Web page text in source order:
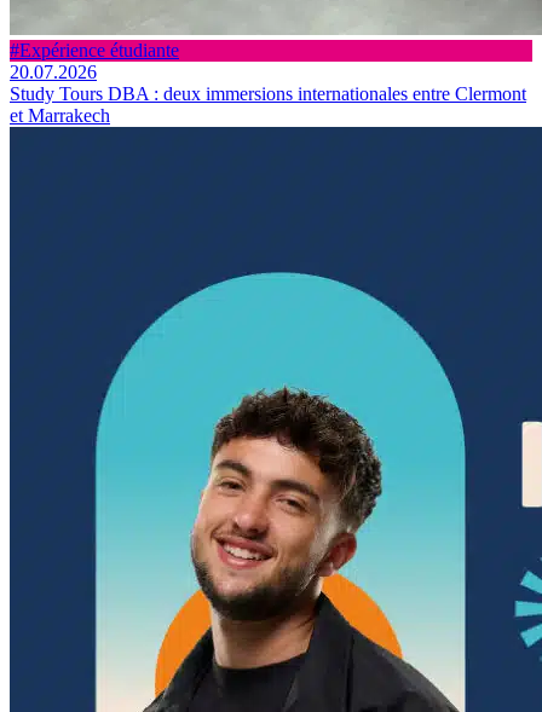
#Expérience étudiante
20.07.2026
Study Tours DBA : deux immersions internationales entre Clermont
et Marrakech